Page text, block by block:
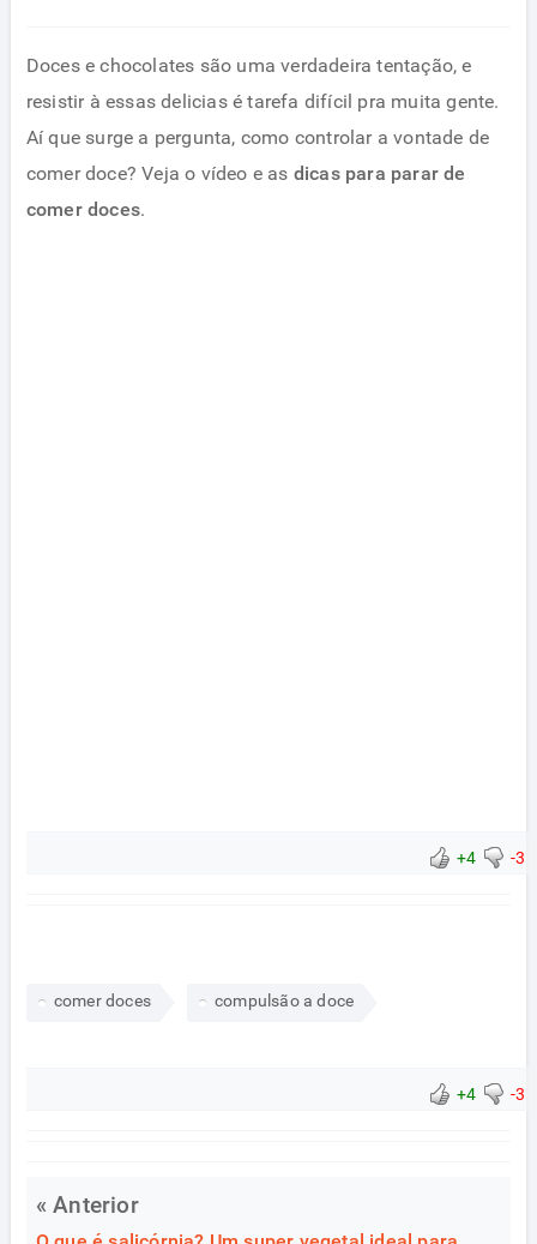
Doces e chocolates são uma verdadeira tentação, e
resistir à essas delicias é tarefa difícil pra muita gente.
Aí que surge a pergunta, como controlar a vontade de
comer doce? Veja o vídeo e as dicas para parar de
comer doces.
+4 -3
comer doces compulsão a doce
+4 -3
« Anterior